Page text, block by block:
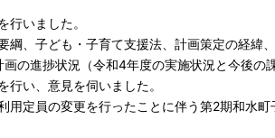
行いました。
、子ども・子育て支援法、計画策定の経緯
の進捗状況（令和4年度の実施状況と今後
い、意見を伺いました。
用定員の変更を行ったことに伴う第2期和水